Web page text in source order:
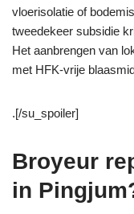
vloerisolatie of
tweedekeer subsidie
Het aanbrengen van
met HFK-vrije
.[/su_spoiler]
Broyeur
in